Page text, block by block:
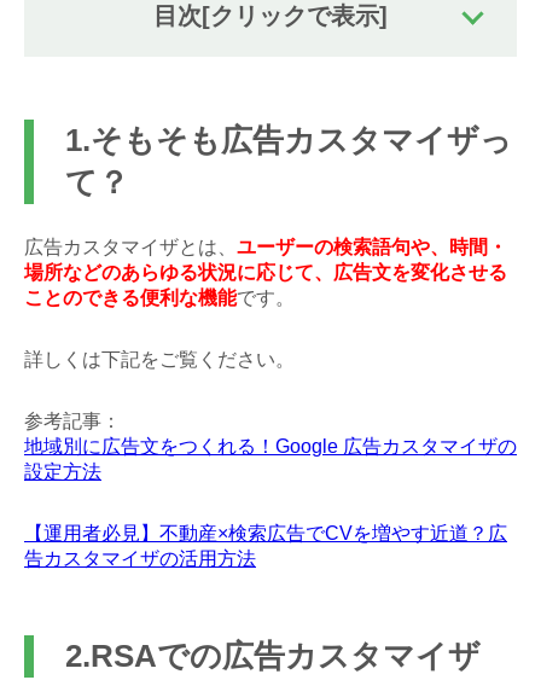
目次[クリックで表示]
1.そもそも広告カスタマイザっ
て？
広告カスタマイザとは、 ユーザーの検索語句や、時間・
場所などのあらゆる状況に応じて、広告文を変化させる
ことのできる便利な機能です。
詳しくは下記をご覧ください。
参考記事：
地域別に広告文をつくれる！Google 広告カスタマイザの
設定方法
【運用者必見】不動産×検索広告でCVを増やす近道？広
告カスタマイザの活用方法
2.RSAでの広告カスタマイザ